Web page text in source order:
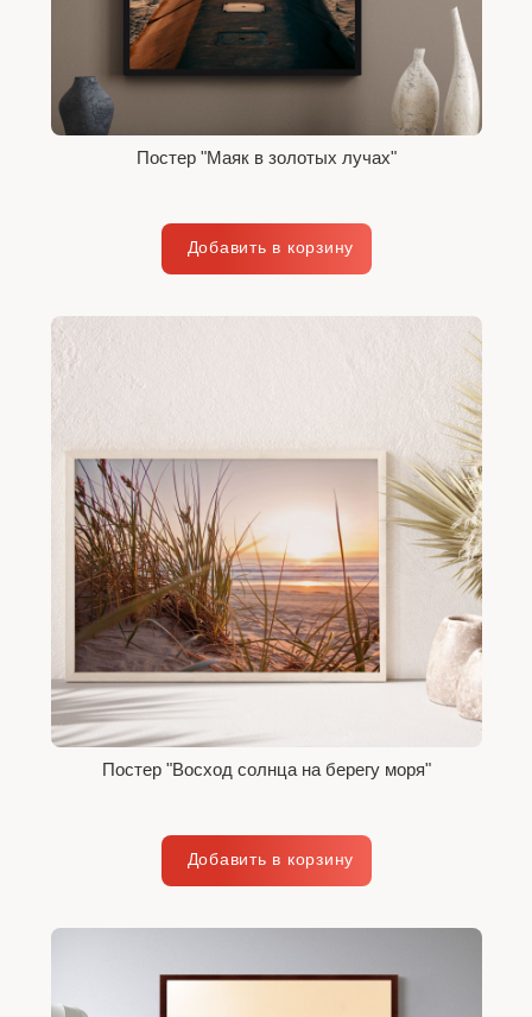
Постер "Маяк в золотых лучах"
Постер "Восход солнца на берегу моря"